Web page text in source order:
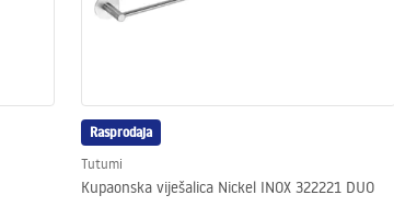
Rasprodaja
Tutumi
Kupaonska viješalica Nickel INOX 322221 DUO